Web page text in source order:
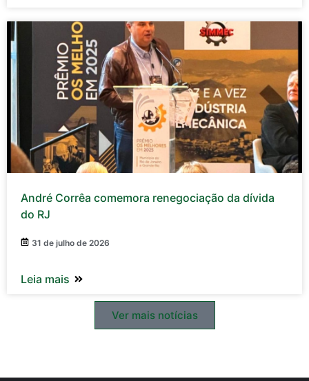
André Corrêa comemora renegociação da dívida
do RJ
31 de julho de 2026
Leia mais
Ver mais notícias